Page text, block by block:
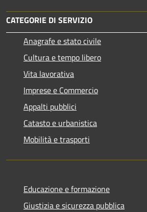
CATEGORIE DI SERVIZIO
Anagrafe e stato civile
Cultura e tempo libero
Vita lavorativa
Imprese e Commercio
Appalti pubblici
Catasto e urbanistica
Mobilità e trasporti
Educazione e formazione
Giustizia e sicurezza pubblica